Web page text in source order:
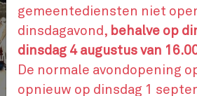
CONTACTEER ONS
gemeentediensten niet
dinsdagavond, behalve op
dinsdag 4 augustus van
De normale avondopening
opnieuw op dinsdag 1